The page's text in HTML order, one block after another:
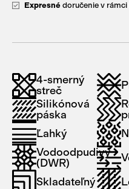
Expresné doručenie v rámci
4-smerný
streč
Silikónová
páska
Ľahký
Vodoodpudivý
(DWR)
Skladateľný